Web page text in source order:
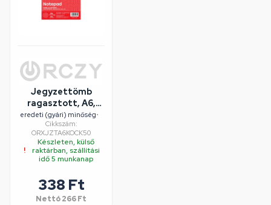
Jegyzettömb
ragasztott, A6,
50lap, Bluering®
kockás
eredeti (gyári) minőség•
Cikkszám:
ORXJZTA6KOCK50
Készleten, külső
raktárban, szállítási
idő 5 munkanap
338 Ft
Nettó266 Ft